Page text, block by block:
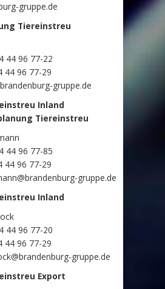
gruppe.de
Tiereinstreu
44 96 77-22
44 96 77-29
gruppe.de
Inland
Tiereinstreu
44 96 77-85
44 96 77-29
gruppe.de
Inland
44 96 77-20
44 96 77-29
gruppe.de
Export